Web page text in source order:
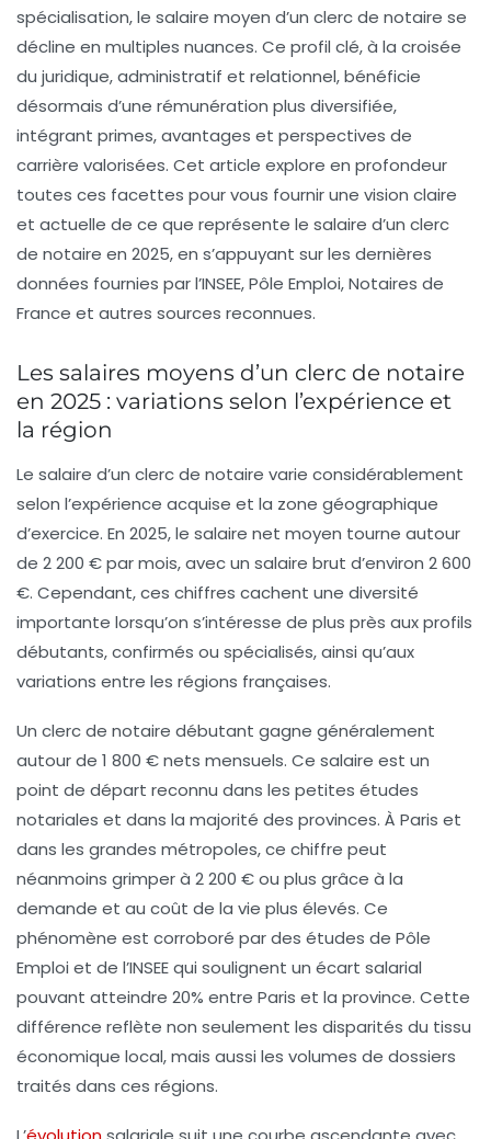
spécialisation, le salaire moyen d’un clerc de notaire se
décline en multiples nuances. Ce profil clé, à la croisée
du juridique, administratif et relationnel, bénéficie
désormais d’une rémunération plus diversifiée,
intégrant primes, avantages et perspectives de
carrière valorisées. Cet article explore en profondeur
toutes ces facettes pour vous fournir une vision claire
et actuelle de ce que représente le salaire d’un clerc
de notaire en 2025, en s’appuyant sur les dernières
données fournies par l’INSEE, Pôle Emploi, Notaires de
France et autres sources reconnues.
Les salaires moyens d’un clerc de notaire
en 2025 : variations selon l’expérience et
la région
Le salaire d’un clerc de notaire varie considérablement
selon l’expérience acquise et la zone géographique
d’exercice. En 2025, le salaire net moyen tourne autour
de 2 200 € par mois, avec un salaire brut d’environ 2 600
€. Cependant, ces chiffres cachent une diversité
importante lorsqu’on s’intéresse de plus près aux profils
débutants, confirmés ou spécialisés, ainsi qu’aux
variations entre les régions françaises.
Un clerc de notaire débutant gagne généralement
autour de 1 800 € nets mensuels. Ce salaire est un
point de départ reconnu dans les petites études
notariales et dans la majorité des provinces. À Paris et
dans les grandes métropoles, ce chiffre peut
néanmoins grimper à 2 200 € ou plus grâce à la
demande et au coût de la vie plus élevés. Ce
phénomène est corroboré par des études de Pôle
Emploi et de l’INSEE qui soulignent un écart salarial
pouvant atteindre 20% entre Paris et la province. Cette
différence reflète non seulement les disparités du tissu
économique local, mais aussi les volumes de dossiers
traités dans ces régions.